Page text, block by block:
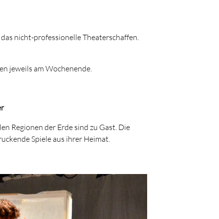
nicht-professionelle Theaterschaffen.
jeweils am Wochenende.
Regionen der Erde sind zu Gast. Die
Spiele aus ihrer Heimat.